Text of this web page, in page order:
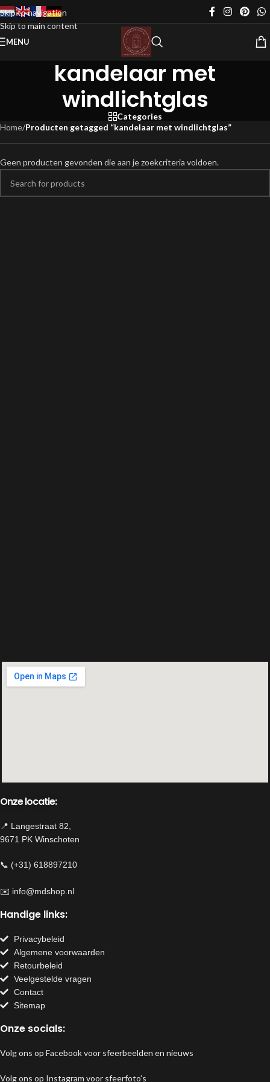
Skip to navigation
Skip to main content
MENU
kandelaar met
windlichtglas
Categories
Home/Producten getagged “kandelaar met windlichtglas”
Geen producten gevonden die aan je zoekcriteria voldoen.
Onze locatie:
📍 Langestraat 82,
9671 PK Winschoten
📞 (+31) 618897210
✉️ info@mdshop.nl
Handige links:
Privacybeleid
Algemene voorwaarden
Retourbeleid
Veelgestelde vragen
Contact
Sitemap
Onze socials:
Volg ons op Facebook voor sfeerbeelden en nieuws
Volg ons op Instagram voor sfeerfoto’s